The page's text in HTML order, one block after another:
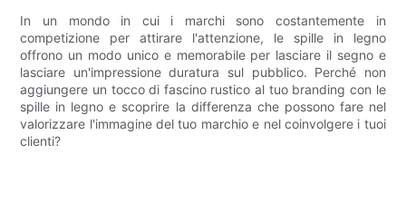
In un mondo in cui i marchi sono costantemente in
competizione per attirare l'attenzione, le spille in legno
offrono un modo unico e memorabile per lasciare il segno e
lasciare un'impressione duratura sul pubblico. Perché non
aggiungere un tocco di fascino rustico al tuo branding con le
spille in legno e scoprire la differenza che possono fare nel
valorizzare l'immagine del tuo marchio e nel coinvolgere i tuoi
clienti?